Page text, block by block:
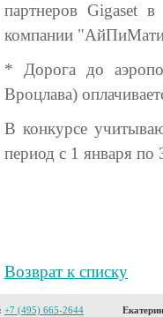
партнеров Gigaset
компании
* Дорога до
Вроцлава)
В конкурсе
период с 1 января по
Возврат к списку
+7 (495) 665-2644